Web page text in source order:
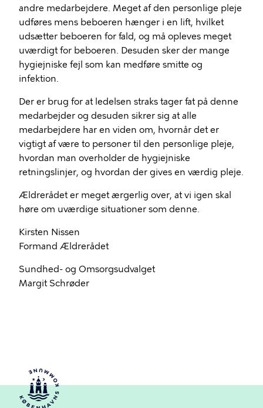
andre medarbejdere. Meget af den personlige pleje
udføres mens beboeren hænger i en lift, hvilket
udsætter beboeren for fald, og må opleves meget
uværdigt for beboeren. Desuden sker der mange
hygiejniske fejl som kan medføre smitte og
infektion.
Der er brug for at ledelsen straks tager fat på denne
medarbejder og desuden sikrer sig at alle
medarbejdere har en viden om, hvornår det er
vigtigt af være to personer til den personlige pleje,
hvordan man overholder de hygiejniske
retningslinjer, og hvordan der gives en værdig pleje.
Ældrerådet er meget ærgerlig over, at vi igen skal
høre om uværdige situationer som denne.
Kirsten Nissen
Formand Ældrerådet
Sundhed- og Omsorgsudvalget
Margit Schrøder